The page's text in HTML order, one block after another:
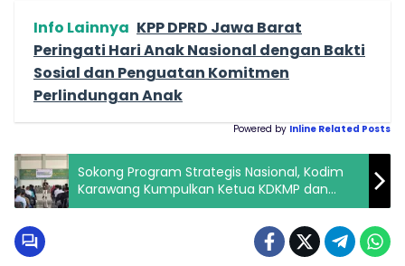
Info Lainnya KPP DPRD Jawa Barat
Peringati Hari Anak Nasional dengan Bakti
Sosial dan Penguatan Komitmen
Perlindungan Anak
Powered by Inline Related Posts
Sokong Program Strategis Nasional, Kodim
Karawang Kumpulkan Ketua KDKMP dan
Sosialisasi Jaminan Sosial